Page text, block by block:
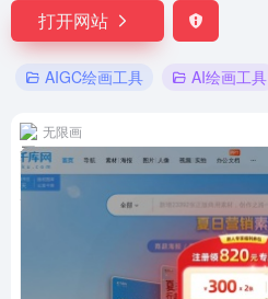
打开网站
AIGC绘画工具 AI绘画工具
无限画